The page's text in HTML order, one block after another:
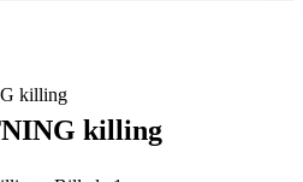
killing
killing